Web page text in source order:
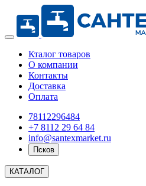
Кталог товаров
О компании
Контакты
Доставка
Оплата
78112296484
+7 8112 29 64 84
info@santexmarket.ru
Псков
КАТАЛОГ